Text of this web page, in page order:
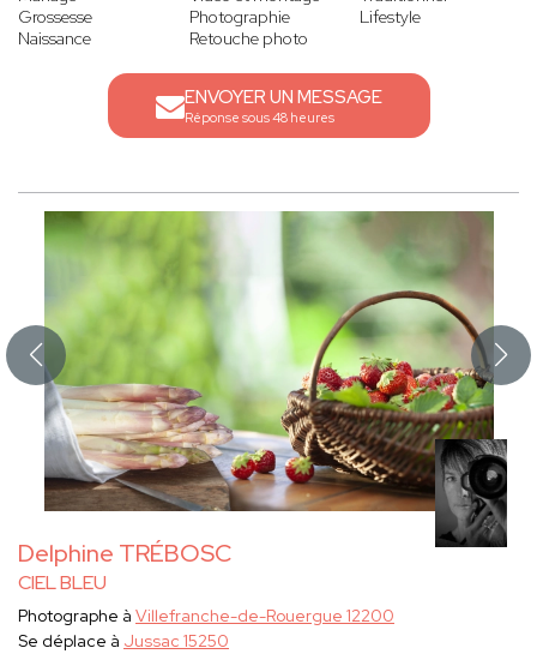
Grossesse
Naissance
Photographie
Retouche photo
Lifestyle
ENVOYER UN MESSAGE
Réponse sous 48 heures
Delphine TRÉBOSC
CIEL BLEU
Photographe à Villefranche-de-Rouergue 12200
Se déplace à Jussac 15250